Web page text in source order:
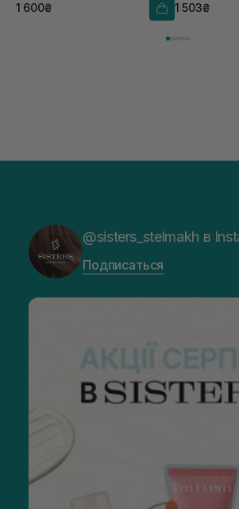
1 600₴ 1 503₴
@sisters_stelmakh в
Подписаться